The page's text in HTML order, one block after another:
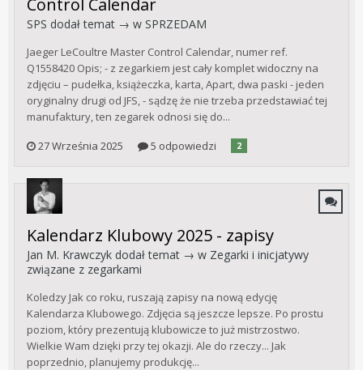
Control Calendar
SPS dodał temat → w SPRZEDAM
Jaeger LeCoultre Master Control Calendar, numer ref.
Q1558420 Opis; - z zegarkiem jest cały komplet widoczny na
zdjęciu – pudełka, książeczka, karta, Apart, dwa paski - jeden
oryginalny drugi od JFS, - sądzę że nie trzeba przedstawiać tej
manufaktury, ten zegarek odnosi się do...
27 Września 2025
5 odpowiedzi 2
Kalendarz Klubowy 2025 - zapisy
Jan M. Krawczyk dodał temat → w Zegarki i inicjatywy
związane z zegarkami
Koledzy Jak co roku, ruszają zapisy na nową edycję
Kalendarza Klubowego. Zdjęcia są jeszcze lepsze. Po prostu
poziom, który prezentują klubowicze to już mistrzostwo.
Wielkie Wam dzięki przy tej okazji. Ale do rzeczy... Jak
poprzednio, planujemy produkcję...